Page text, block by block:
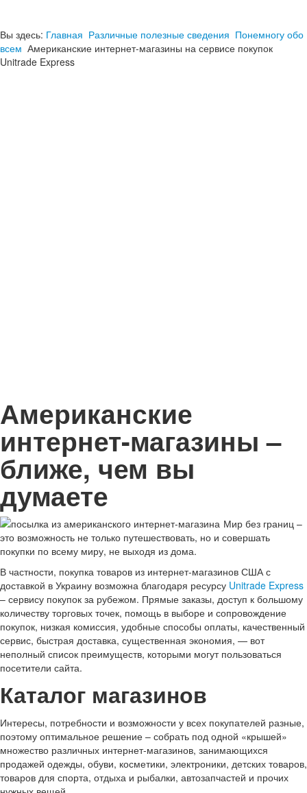
Вы здесь: Главная Различные полезные сведения Понемногу обо
всем Американские интернет-магазины на сервисе покупок
Unitrade Express
Американские
интернет-магазины –
ближе, чем вы
думаете
Мир без границ –
это возможность не только путешествовать, но и совершать
покупки по всему миру, не выходя из дома.
В частности, покупка товаров из интернет-магазинов США с
доставкой в Украину возможна благодаря ресурсу Unitrade Express
– сервису покупок за рубежом. Прямые заказы, доступ к большому
количеству торговых точек, помощь в выборе и сопровождение
покупок, низкая комиссия, удобные способы оплаты, качественный
сервис, быстрая доставка, существенная экономия, — вот
неполный список преимуществ, которыми могут пользоваться
посетители сайта.
Каталог магазинов
Интересы, потребности и возможности у всех покупателей разные,
поэтому оптимальное решение – собрать под одной «крышей»
множество различных интернет-магазинов, занимающихся
продажей одежды, обуви, косметики, электроники, детских товаров,
товаров для спорта, отдыха и рыбалки, автозапчастей и прочих